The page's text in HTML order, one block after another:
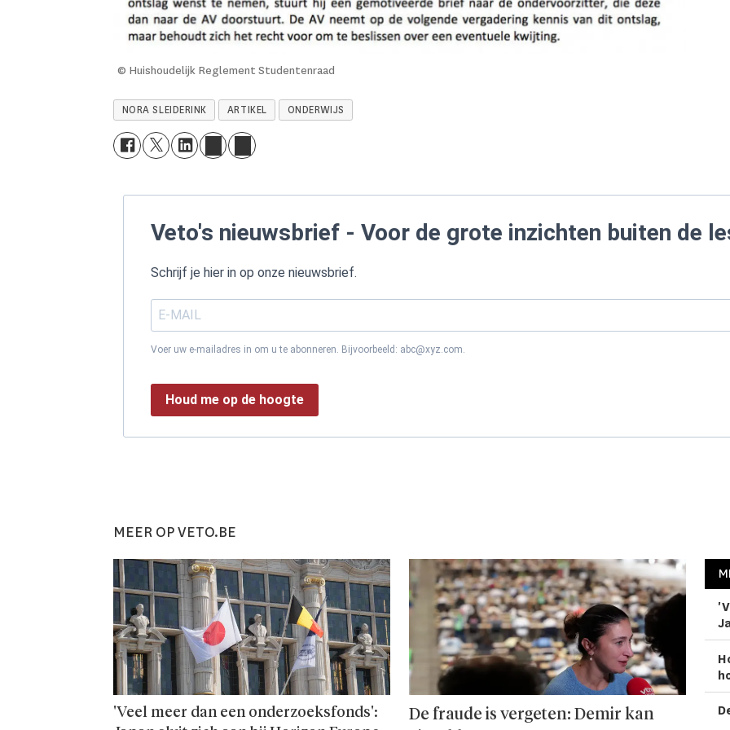
© Huishoudelijk Reglement Studentenraad
NORA SLEIDERINK ARTIKEL ONDERWIJS
Veto's nieuwsbrief - Voor de grote inzichten buiten de
Schrijf je hier in op onze nieuwsbrief.
Voer uw e-mailadres in om u te abonneren. Bijvoorbeeld: abc@xyz.com.
Houd me op de hoogte
MEER OP VETO.BE
'Veel meer dan een onderzoeks­fonds':
De fraude is vergeten: Demir kan